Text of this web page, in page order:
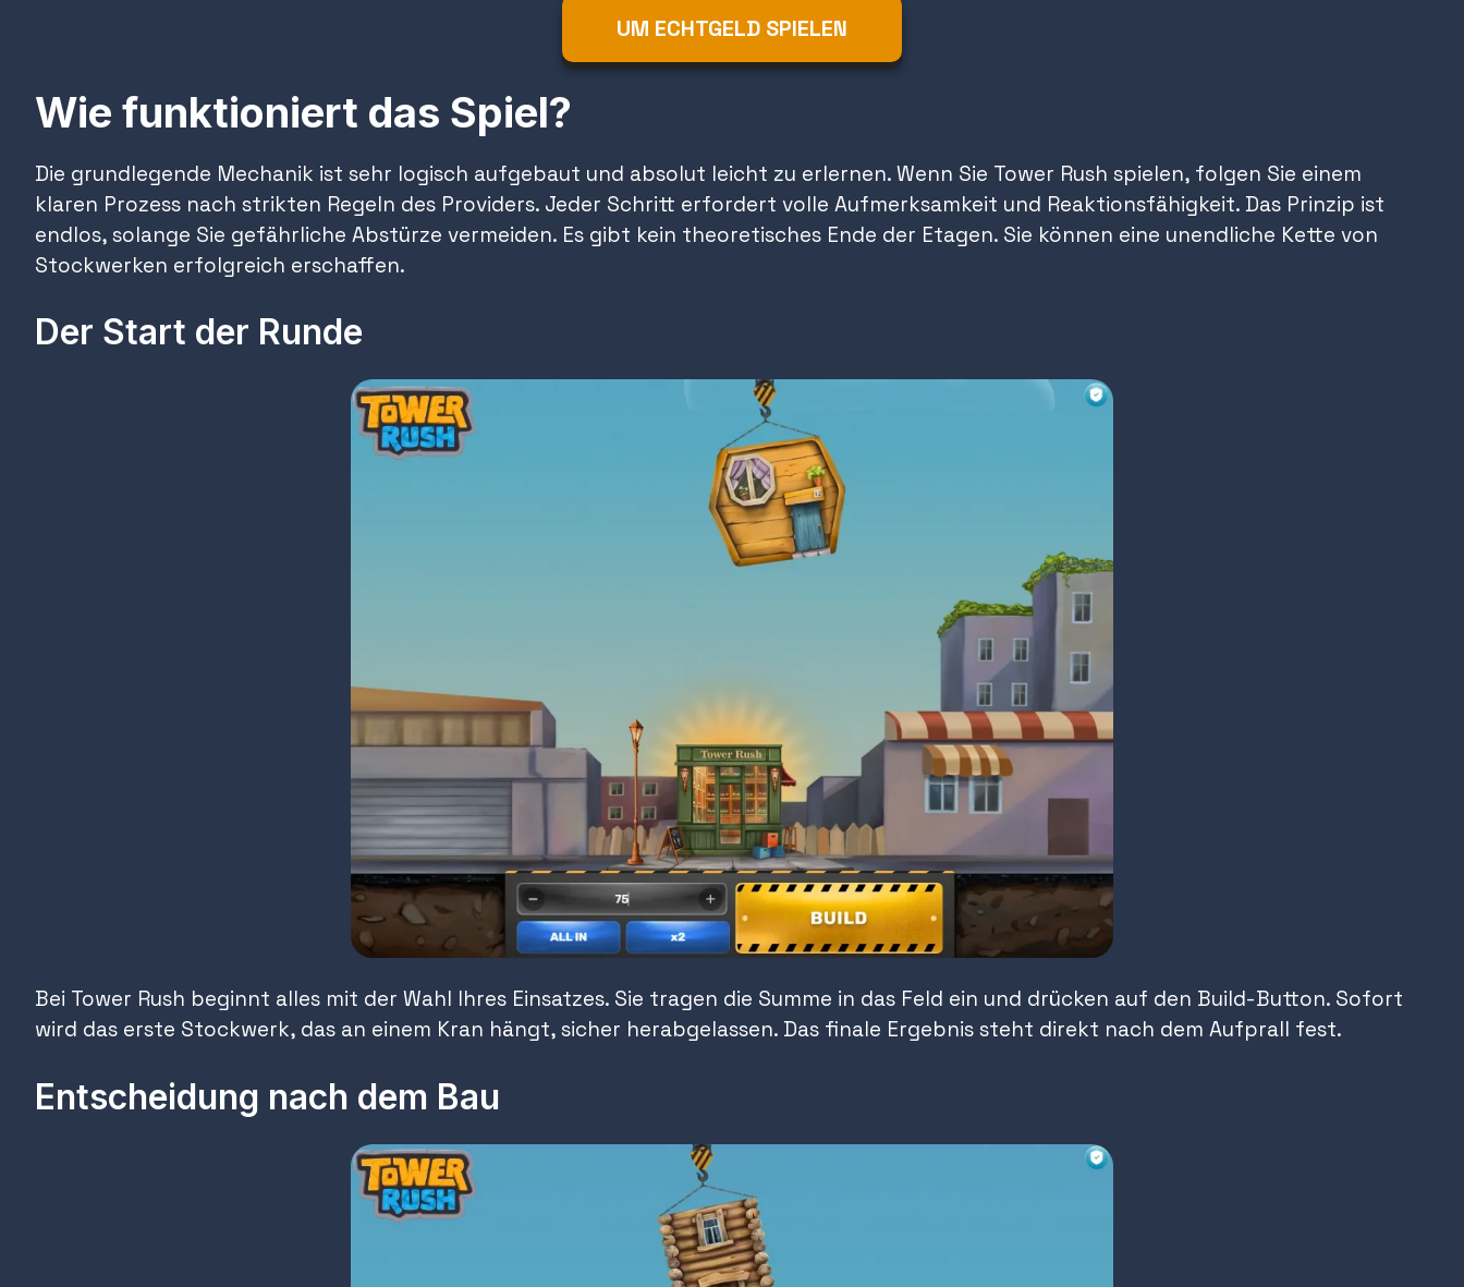
UM ECHTGELD SPIELEN
Wie funktioniert das Spiel?
Die grundlegende Mechanik ist sehr logisch aufgebaut und absolut leicht zu erlernen. Wenn Sie Tower Rush spielen, folgen Sie einem
klaren Prozess nach strikten Regeln des Providers. Jeder Schritt erfordert volle Aufmerksamkeit und Reaktionsfähigkeit. Das Prinzip ist
endlos, solange Sie gefährliche Abstürze vermeiden. Es gibt kein theoretisches Ende der Etagen. Sie können eine unendliche Kette von
Stockwerken erfolgreich erschaffen.
Der Start der Runde
Bei Tower Rush beginnt alles mit der Wahl Ihres Einsatzes. Sie tragen die Summe in das Feld ein und drücken auf den Build-Button. Sofort
wird das erste Stockwerk, das an einem Kran hängt, sicher herabgelassen. Das finale Ergebnis steht direkt nach dem Aufprall fest.
Entscheidung nach dem Bau